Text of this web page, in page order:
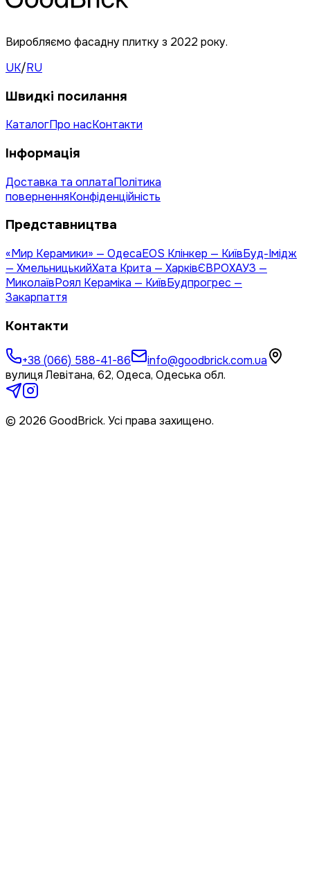
Виробляємо фасадну плитку з 2022 року.
UK/RU
Швидкі посилання
КаталогПро насКонтакти
Інформація
Доставка та оплатаПолітика
поверненняКонфіденційність
Представництва
«Мир Керамики» — ОдесаEOS Клінкер — КиївБуд-Імідж
— ХмельницькийХата Крита — ХарківЄВРОХАУЗ —
МиколаївРоял Кераміка — КиївБудпрогрес —
Закарпаття
Контакти
+38 (066) 588-41-86
info@goodbrick.com.ua
вулиця Левітана, 62, Одеса, Одеська обл.
© 2026 GoodBrick. Усі права захищено.